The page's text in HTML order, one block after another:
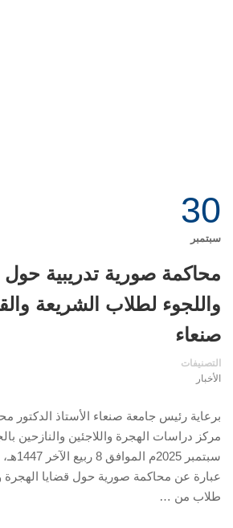
30
سبتمبر
محاكمة صورية تدريبية حول
واللجوء لطلاب الشريعة
صنعاء
التصنيفات
الأخبار
برعاية رئيس جامعة صنعاء الأستاذ الدكتور
سبتمبر
عبارة عن محاكمة صورية حول قضايا الهجرة
طلاب من …